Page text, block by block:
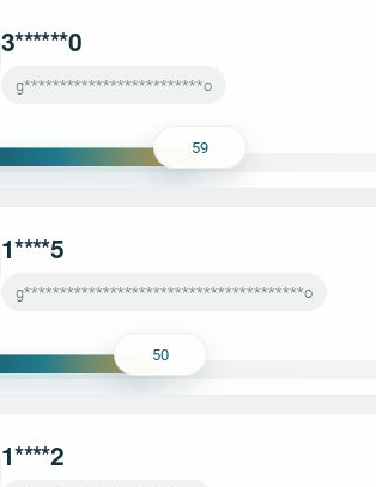
3******0
g*************************o
59
1****5
g***************************************o
50
1****2